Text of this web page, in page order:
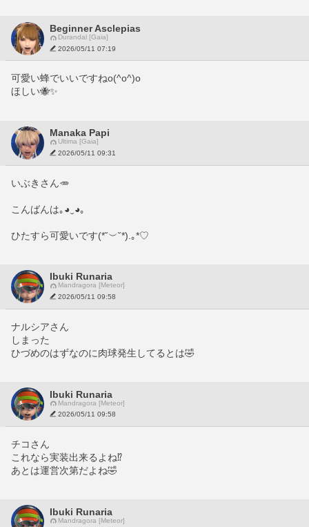
Beginner Asclepias
Durandal [Gaia]
2026/05/11 07:19
可愛い蜂でいいですねo(^o^)o
ほしい🐝✨
Manaka Papi
Ultima [Gaia]
2026/05/11 09:31
いぶきさん🥕
こんばんは｡⁠◕⁠‿⁠◕⁠｡
ひたすら可愛いです(⁠*⁠˘⁠︶⁠˘⁠*⁠)⁠.⁠｡⁠*⁠♡
Ibuki Runaria
Mandragora [Meteor]
2026/05/11 09:58
ナルシアさん
しまった
ひづめのはずなのに肉球発生してるとは🤣
Ibuki Runaria
Mandragora [Meteor]
2026/05/11 09:58
チコさん
これなら実装出来るよね⁉️
あとは運営次第だよね🤣
Ibuki Runaria
Mandragora [Meteor]